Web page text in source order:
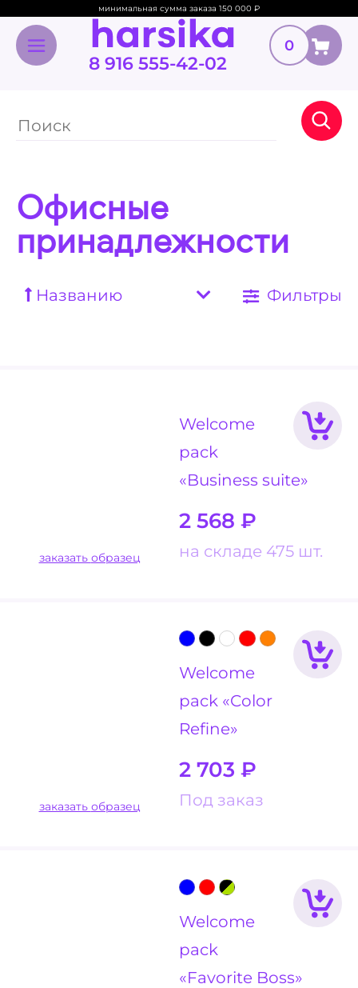
минимальная сумма заказа 150 000 ₽
8 916 555-42-02
0
Офисные
принадлежности
Названию Фильтры
Welcome
pack
«Business suite»
2 568 ₽
на складе 475 шт.
заказать образец
Welcome
pack «Color
Refine»
2 703 ₽
Под заказ
заказать образец
Welcome
pack
«Favorite Boss»